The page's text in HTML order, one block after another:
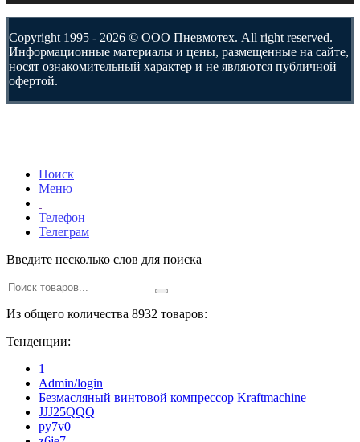
Copyright 1995 - 2026 © ООО Пневмотех. All right reserved.
Информационные материалы и цены, размещенные на сайте,
носят ознакомительный характер и не являются публичной
офертой.
Поиск
Меню
Телефон
Телеграм
Введите несколько слов для поиска
Из общего количества 8932 товаров:
Тенденции:
1
Admin/login
Безмасляный винтовой компрессор Kraftmaсhine
JJJ25QQQ
py7v0